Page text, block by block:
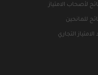
لأصحاب الامتياز
للمانحين
التجاري